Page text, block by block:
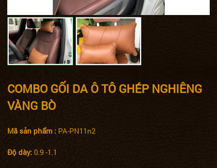
COMBO GỐI DA Ô TÔ GHÉP NGHIÊNG
VÀNG BÒ
Mã sản phẩm : PA-PN11n2
Độ dày: 0.9 -1.1